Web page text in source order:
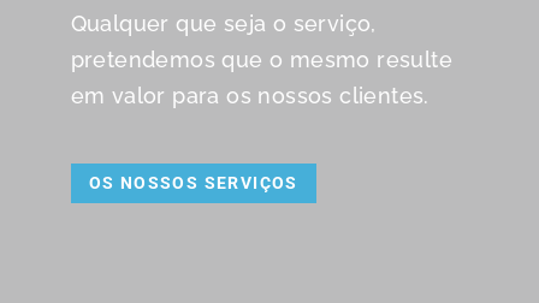
Qualquer que seja o serviço,
pretendemos que o mesmo resulte
em valor para os nossos clientes.
OS NOSSOS SERVIÇOS